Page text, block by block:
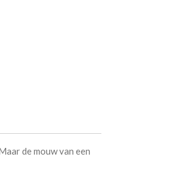
de mouw van een